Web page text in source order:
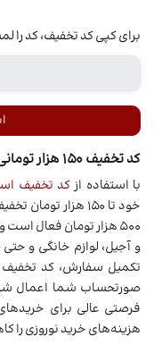
برای کپی کد تخفیف، کد را
کد تخفیف ۱۵۰ هزار تومانی خرید نوروزی اسنپ شاپ
با استفاده ازکد تخفیف
خود تا ۱۵۰ هزار
500 هزار تومان فعال
و آجیل، لوازم خانگی و
تکمیل سفارش، کد تخفیف
صورتحساب شما اعمال
فرصتی عالی برای
هزینه‌های خرید نوروزی